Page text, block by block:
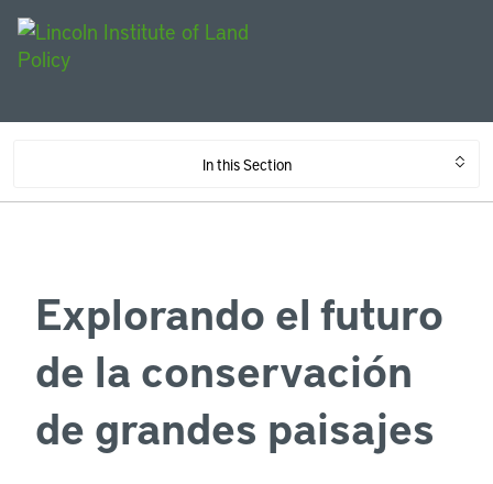
In this Section
Explorando el futuro
de la conservación
de grandes paisajes